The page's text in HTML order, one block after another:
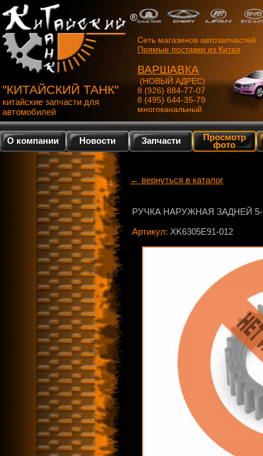
"КИТАЙСКИЙ ТАНК"
китайские запчасти для
автомобилей
Сеть магазинов автозапчастей
Прямые поставки из Китая
ВАРШАВКА
(НОВЫЙ АДРЕС)
8 (926) 884-77-07
8 (495) 644-35-79
многоканальный
О компании Новости Запчасти Просмотр
фото
← вернуться в каталог
РУЧКА НАРУЖНАЯ ЗАДНЕЙ 5-
Артикул: XK6305E91-012